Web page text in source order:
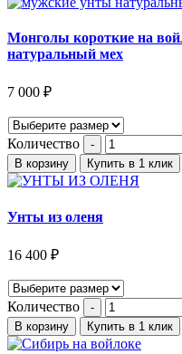
Монголы короткие на
натуральный мех
7 000 ₽
Количество
В корзину Купить в 1 клик
Унты из оленя
16 400 ₽
Количество
В корзину Купить в 1 клик